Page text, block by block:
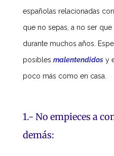
españolas relacionadas
que no sepas, a no ser
durante muchos años.
posibles malentendidosy
poco más como en casa.
1.- No empieces a
demás: